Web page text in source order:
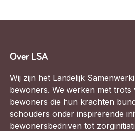
ontmoetingsplekken >
Buurtenergie
Energiecollectieven, buurt
Meebeslissen
Uitdaagrecht,
Over LSA
Wij zijn het Landelijk
bewoners. We werken met trots
bewoners die hun krachten
schouders onder inspirerende
bewonersbedrijven tot